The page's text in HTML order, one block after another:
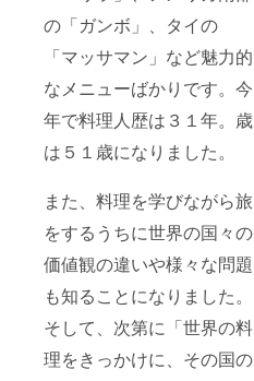
の「ガンボ」、タイの
「マッサマン」など魅力的
なメニューばかりです。今
年で料理人歴は３１年。歳
は５１歳になりました。
また、料理を学びながら旅
をするうちに世界の国々の
価値観の違いや様々な問題
も知ることになりました。
そして、次第に「世界の料
理をきっかけに、その国の